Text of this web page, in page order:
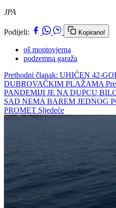
JPA
Podijeli: Kopirano!
oš montovjerna
podzemna garaža
Prethodni članak: UHIĆEN 42-
DUBROVAČKIM PLAŽAMA
PANDEMIJI JE NA DUPCU
SAD NEMA BAREM JEDNOG
PROMET Sljedeće